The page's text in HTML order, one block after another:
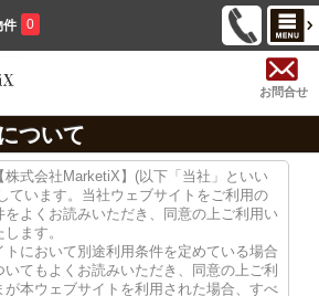
件 0
お問合せ
ついて
式会社MarketiX】(以下「当社」といい
ています。当社ウェブサイトをご利用の
よくお読みいただき、同意の上ご利用い
ます。
トにおいて別途利用条件を定めている場合
いてもよくお読みいただき、同意の上ご利
が本ウェブサイトを利用された場合、すべ